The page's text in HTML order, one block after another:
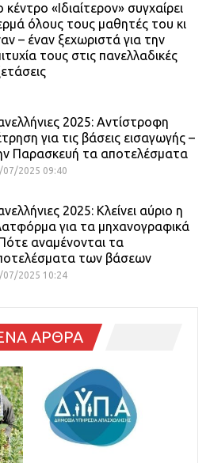
κέντρο «Ιδιαίτερον» συγχαίρει
όλους τους μαθητές του κι
– έναν ξεχωριστά για την
τους στις πανελλαδικές
2025: Αντίστροφη
για τις βάσεις εισαγωγής –
Παρασκευή τα αποτελέσματα
07/2025 09:40
2025: Κλείνει αύριο η
για τα μηχανογραφικά
αναμένονται τα
των βάσεων
07/2025 10:24
ΑΡΘΡΑ